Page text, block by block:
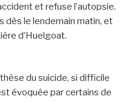
et refuse l’autopsie.
dès le lendemain matin, et
d’Huelgoat.
du suicide, si difficile
évoquée par certains de